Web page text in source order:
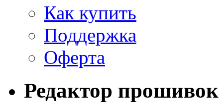
Как купить
Поддержка
Оферта
Редактор прошивок